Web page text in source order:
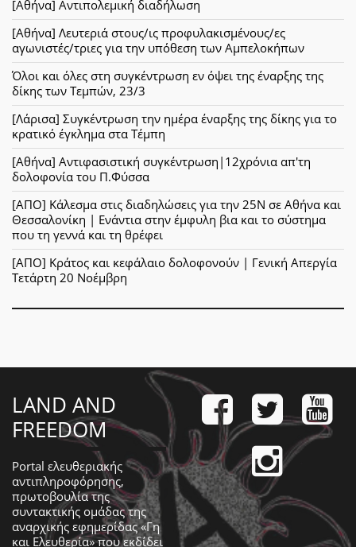
[Αθήνα] Αντιπολεμική διαδήλωση
[Αθήνα] Λευτεριά στους/ις προφυλακισμένους/ες
αγωνιστές/τριες για την υπόθεση των Αμπελοκήπων
Όλοι και όλες στη συγκέντρωση εν όψει της έναρξης της
δίκης των Τεμπών, 23/3
[Λάρισα] Συγκέντρωση την ημέρα έναρξης της δίκης για το
κρατικό έγκλημα στα Τέμπη
[Αθήνα] Αντιφασιστική συγκέντρωση|12χρόνια απ'τη
δολοφονία του Π.Φύσσα
[ΑΠΟ] Κάλεσμα στις διαδηλώσεις για την 25Ν σε Αθήνα και
Θεσσαλονίκη | Ενάντια στην έμφυλη βια και το σύστημα
που τη γεννά και τη θρέφει
[ΑΠΟ] Κράτος και κεφάλαιο δολοφονούν | Γενική Απεργία
Τετάρτη 20 Νοέμβρη
LAND AND
FREEDOM
Portal ελευθεριακής
αντιπληροφόρησης,
πρωτοβουλία της
συντακτικής ομάδας της
αναρχικής εφημερίδας «Γη
και Ελευθερία» που εκδίδει